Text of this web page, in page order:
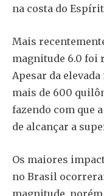
na costa do
Mais
magnitude 6.0 foi
Apesar da
mais de 600
fazendo com que
de alcançar a
Os maiores
no Brasil